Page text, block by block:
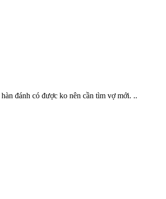
đánh có được ko nên cần tìm vợ mới. ..